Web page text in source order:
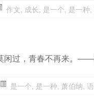
作文, 成长, 是一个, 是一种,
闲过，青春不再来。
是一个, 是一种, 萧伯纳,